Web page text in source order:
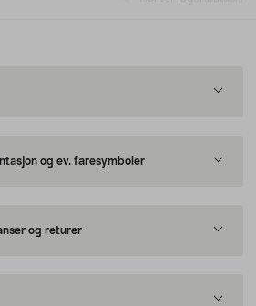
og ev. faresymboler
og returer